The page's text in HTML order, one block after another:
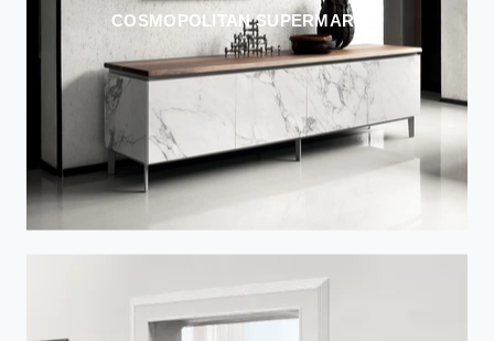
COSMOPOLITAN SUPERMARMO